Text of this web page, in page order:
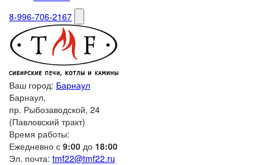
8-996-706-2167
Ваш город: Барнаул
Барнаул,
пр. Рыбозаводской, 24
(Павловский тракт)
Время работы:
Ежедневно с 9:00 до 18:00
Эл. почта: tmf22@tmf22.ru